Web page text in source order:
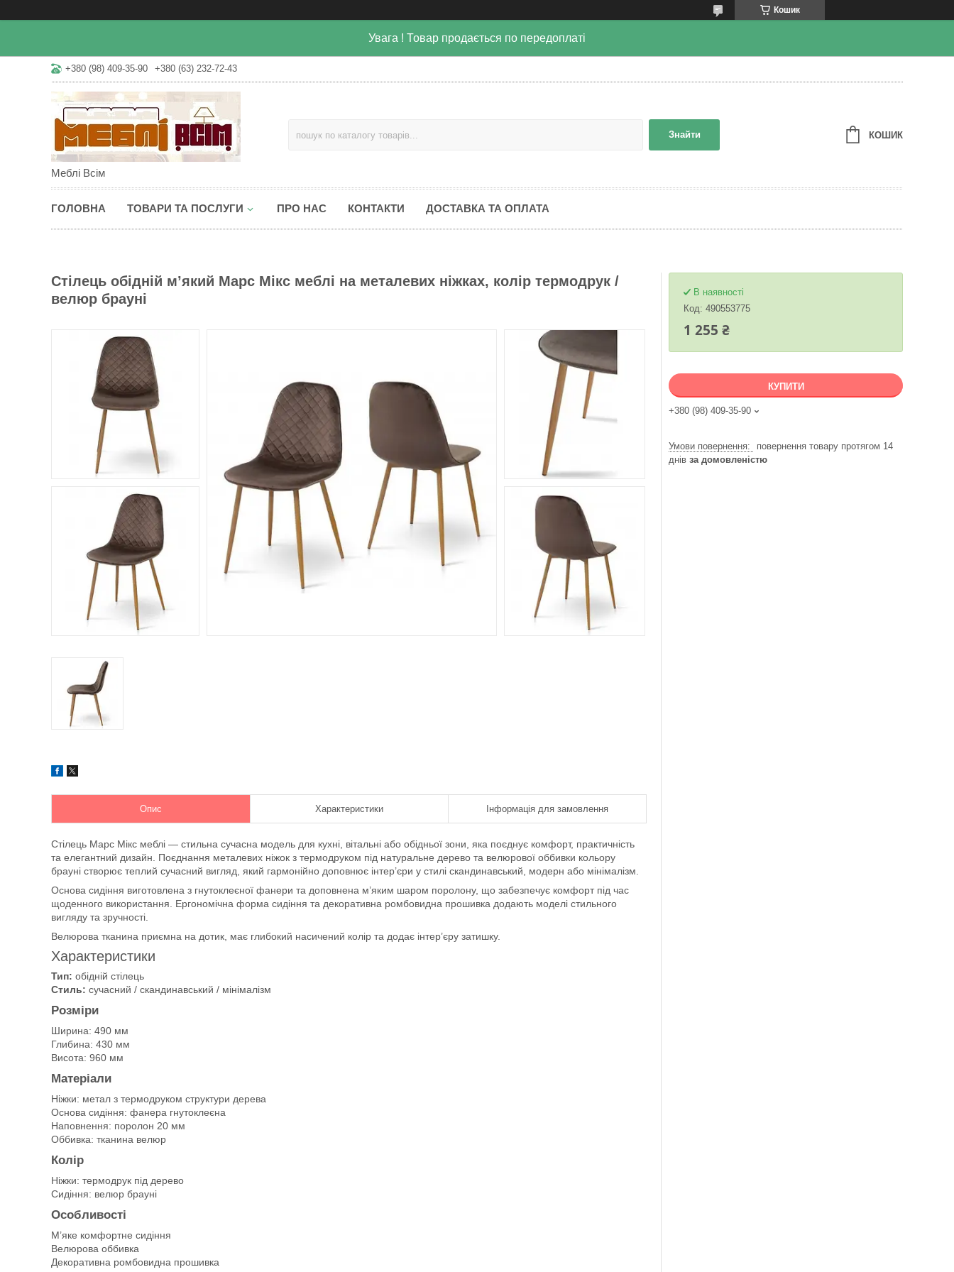
Кошик
Увага ! Товар продається по передоплаті
+380 (98) 409-35-90 +380 (63) 232-72-43
Меблі Всім
Знайти КОШИК
ГОЛОВНА ТОВАРИ ТА ПОСЛУГИ ПРО НАС КОНТАКТИ ДОСТАВКА ТА ОПЛАТА
Стілець обідній м’який Марс Мікс меблі на металевих ніжках, колір термодрук /
велюр брауні
Опис Характеристики Інформація для замовлення
Стілець Марс Мікс меблі — стильна сучасна модель для кухні, вітальні або обідньої зони, яка поєднує комфорт, практичність
та елегантний дизайн. Поєднання металевих ніжок з термодруком під натуральне дерево та велюрової оббивки кольору
брауні створює теплий сучасний вигляд, який гармонійно доповнює інтер’єри у стилі скандинавський, модерн або мінімалізм.
Основа сидіння виготовлена з гнутоклеєної фанери та доповнена м’яким шаром поролону, що забезпечує комфорт під час
щоденного використання. Ергономічна форма сидіння та декоративна ромбовидна прошивка додають моделі стильного
вигляду та зручності.
Велюрова тканина приємна на дотик, має глибокий насичений колір та додає інтер’єру затишку.
Характеристики
Тип: обідній стілець
Стиль: сучасний / скандинавський / мінімалізм
Розміри
Ширина: 490 мм
Глибина: 430 мм
Висота: 960 мм
Матеріали
Ніжки: метал з термодруком структури дерева
Основа сидіння: фанера гнутоклеєна
Наповнення: поролон 20 мм
Оббивка: тканина велюр
Колір
Ніжки: термодрук під дерево
Сидіння: велюр брауні
Особливості
М’яке комфортне сидіння
Велюрова оббивка
Декоративна ромбовидна прошивка
В наявності
Код: 490553775
1 255 ₴
КУПИТИ
+380 (98) 409-35-90
повернення товару протягом 14
днів за домовленістю